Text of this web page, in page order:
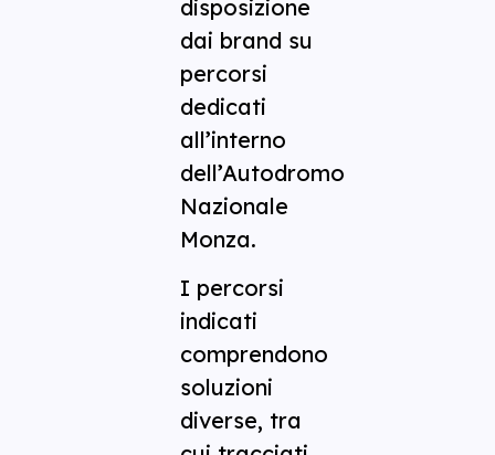
disposizione
dai brand su
percorsi
dedicati
all’interno
dell’Autodromo
Nazionale
Monza.
I percorsi
indicati
comprendono
soluzioni
diverse, tra